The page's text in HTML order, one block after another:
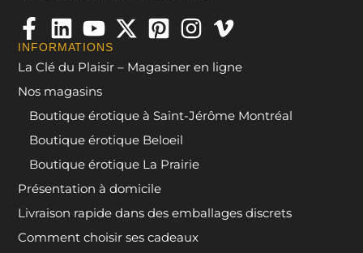
INFORMATIONS
La Clé du Plaisir – Magasiner en ligne
Nos magasins
Boutique érotique à Saint-Jérôme Montréal
Boutique érotique Beloeil
Boutique érotique La Prairie
Présentation à domicile
Livraison rapide dans des emballages discrets
Comment choisir ses cadeaux